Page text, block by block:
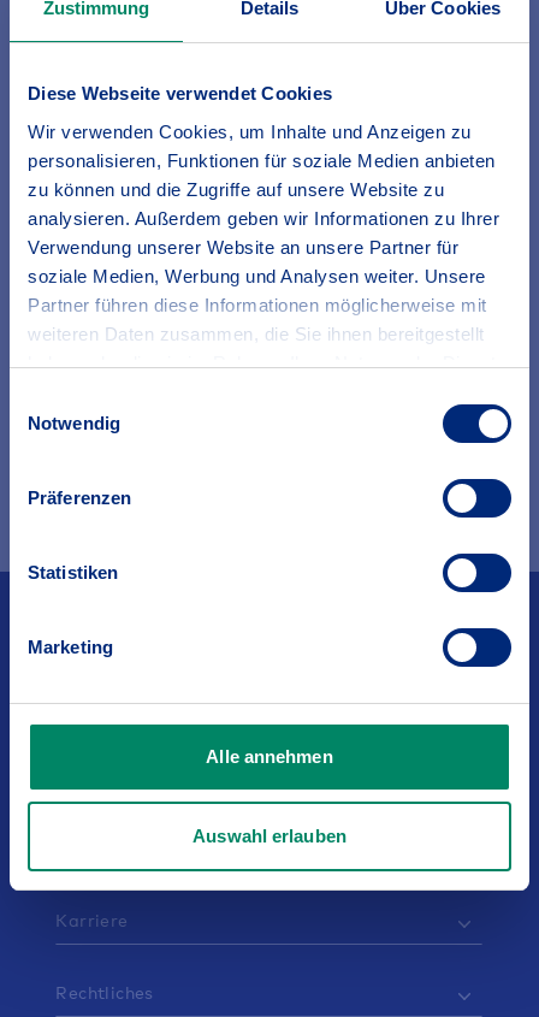
Zustimmung Details Über Cookies
Diese Webseite verwendet Cookies
Wir verwenden Cookies, um Inhalte und Anzeigen zu
personalisieren, Funktionen für soziale Medien anbieten
zu können und die Zugriffe auf unsere Website zu
analysieren. Außerdem geben wir Informationen zu Ihrer
Verwendung unserer Website an unsere Partner für
soziale Medien, Werbung und Analysen weiter. Unsere
Partner führen diese Informationen möglicherweise mit
weiteren Daten zusammen, die Sie ihnen bereitgestellt
haben oder die sie im Rahmen Ihrer Nutzung der Dienste
Erfahren Sie in unserer
mehr
darüber, wer wir sind, wie Sie uns kontaktieren können
Notwendig
Präferenzen
Statistiken
Marketing
Alle annehmen
Auswahl erlauben
Service
Vertriebspartner
Karriere
Rechtliches